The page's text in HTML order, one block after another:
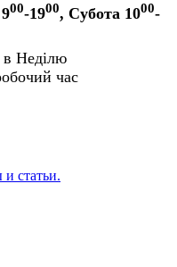
00-1900, Субота 1000-
в Неділю
час
статьи.